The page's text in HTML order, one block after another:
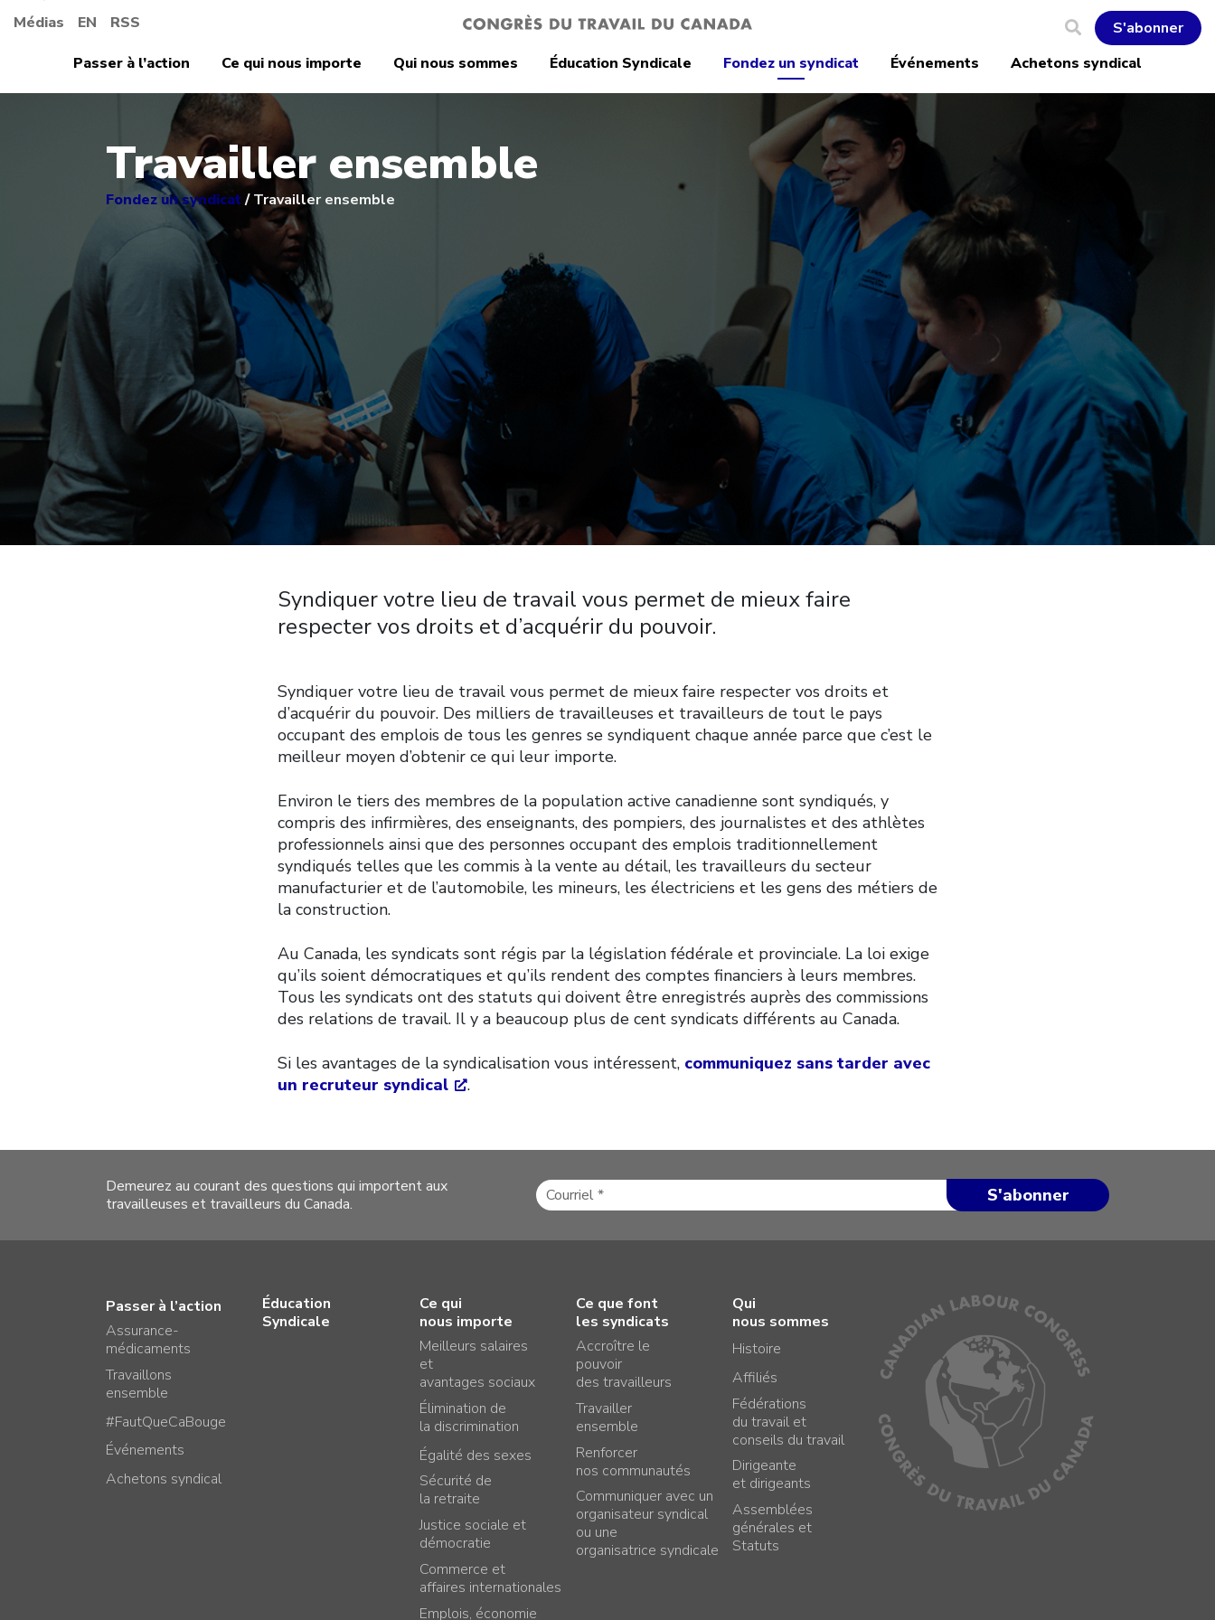
Médias EN RSS
S'abonner
Passer à l’action
Ce qui nous importe Qui nous sommes Éducation Syndicale Fondez un syndicat Événements Achetons syndical
Travailler ensemble
Fondez un syndicat/Travailler ensemble
Syndiquer votre lieu de travail vous permet de mieux faire
respecter vos droits et d’acquérir du pouvoir.
Syndiquer votre lieu de travail vous permet de mieux faire respecter vos droits et
d’acquérir du pouvoir. Des milliers de travailleuses et travailleurs de tout le pays
occupant des emplois de tous les genres se syndiquent chaque année parce que c’est le
meilleur moyen d’obtenir ce qui leur importe.
Environ le tiers des membres de la population active canadienne sont syndiqués, y
compris des infirmières, des enseignants, des pompiers, des journalistes et des athlètes
professionnels ainsi que des personnes occupant des emplois traditionnellement
syndiqués telles que les commis à la vente au détail, les travailleurs du secteur
manufacturier et de l’automobile, les mineurs, les électriciens et les gens des métiers de
la construction.
Au Canada, les syndicats sont régis par la législation fédérale et provinciale. La loi exige
qu’ils soient démocratiques et qu’ils rendent des comptes financiers à leurs membres.
Tous les syndicats ont des statuts qui doivent être enregistrés auprès des commissions
des relations de travail. Il y a beaucoup plus de cent syndicats différents au Canada.
Si les avantages de la syndicalisation vous intéressent, communiquez sans tarder avec
un recruteur syndical
.
Demeurez au courant des questions qui importent aux
travailleuses et travailleurs du Canada.
Passer à l’action
Assurance-
médicaments
Travaillons
ensemble
#FautQueCaBouge
Événements
Achetons syndical
Éducation
Syndicale
Ce qui
nous importe
Meilleurs salaires
et
avantages sociaux
Élimination de
la discrimination
Égalité des sexes
Sécurité de
la retraite
Justice sociale et
démocratie
Commerce et
affaires internationales
Emplois, économie
Ce que font
les syndicats
Accroître le
pouvoir
des travailleurs
Travailler
ensemble
Renforcer
nos communautés
Communiquer avec un
organisateur syndical
ou une
organisatrice syndicale
Qui
nous sommes
Histoire
Affiliés
Fédérations
du travail et
conseils du travail
Dirigeante
et dirigeants
Assemblées
générales et
Statuts